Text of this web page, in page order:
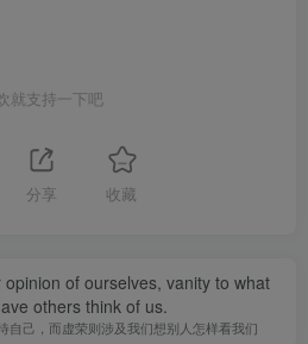
就支持一下吧
分享 收藏
of ourselves, vanity to what
others think of us.
自己，而虚荣则涉及我们想别人怎样看我们